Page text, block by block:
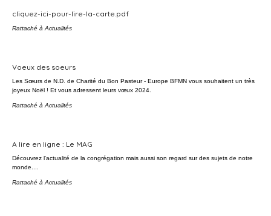
cliquez-ici-pour-lire-la-carte.pdf
Rattaché à Actualités
Voeux des soeurs
Les Sœurs de N.D. de Charité du Bon Pasteur - Europe BFMN vous souhaitent un très
joyeux Noël ! Et vous adressent leurs vœux 2024.
Rattaché à Actualités
A lire en ligne : Le MAG
Découvrez l'actualité de la congrégation mais aussi son regard sur des sujets de notre
monde....
Rattaché à Actualités